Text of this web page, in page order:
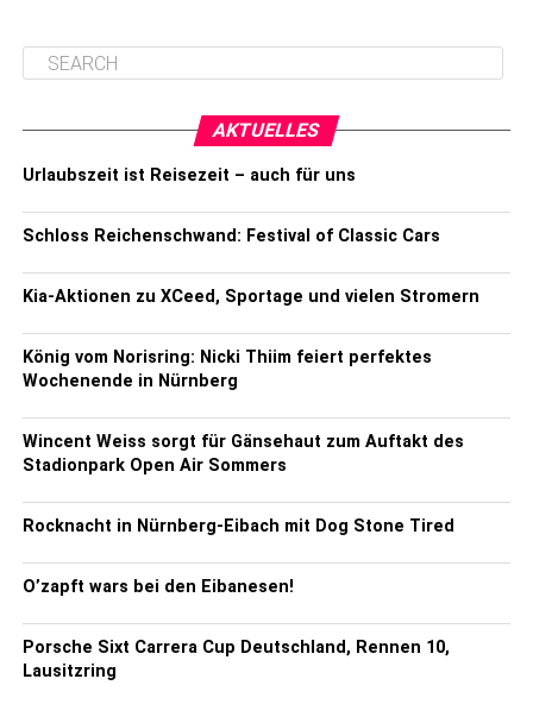
AKTUELLES
Urlaubszeit ist Reisezeit – auch für uns
Schloss Reichenschwand: Festival of Classic Cars
Kia-Aktionen zu XCeed, Sportage und vielen Stromern
König vom Norisring: Nicki Thiim feiert perfektes
Wochenende in Nürnberg
Wincent Weiss sorgt für Gänsehaut zum Auftakt des
Stadionpark Open Air Sommers
Rocknacht in Nürnberg-Eibach mit Dog Stone Tired
O’zapft wars bei den Eibanesen!
Porsche Sixt Carrera Cup Deutschland, Rennen 10,
Lausitzring